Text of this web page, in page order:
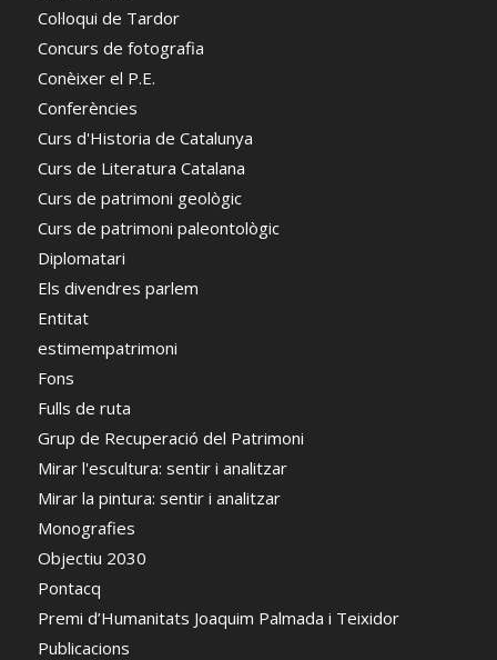
Col·loqui de Tardor
Concurs de fotografia
Conèixer el P.E.
Conferències
Curs d'Historia de Catalunya
Curs de Literatura Catalana
Curs de patrimoni geològic
Curs de patrimoni paleontològic
Diplomatari
Els divendres parlem
Entitat
estimempatrimoni
Fons
Fulls de ruta
Grup de Recuperació del Patrimoni
Mirar l'escultura: sentir i analitzar
Mirar la pintura: sentir i analitzar
Monografies
Objectiu 2030
Pontacq
Premi d’Humanitats Joaquim Palmada i Teixidor
Publicacions